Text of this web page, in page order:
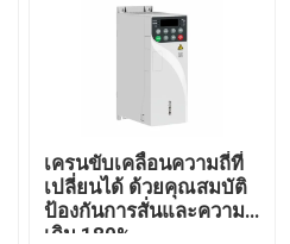
เครนขับเคลื่อนความถี่ที่
เปลี่ยนได้ ด้วยคุณสมบัติ
ป้องกันการสั่นและความจุ
เกิน 180%